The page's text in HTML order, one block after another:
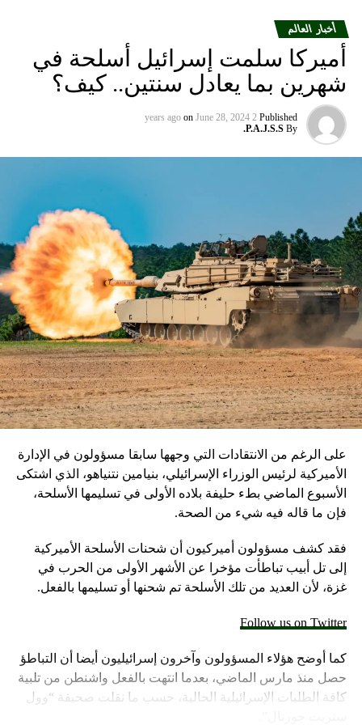
أخبار العالم
أميركا سلمت إسرائيل أسلحة في
شهرين بما يعادل سنتين.. كيف؟
Published
2 years ago
on June 28, 2024
By
P.A.J.S.S.
على الرغم من الانتقادات التي وجهها سابقا مسؤولون في الإدارة
الأميركية لرئيس الوزراء الإسرائيلي، بنيامين نتنياهو، الذي اشتكى
الأسبوع الماضي بطء حليفة بلاده الأولى في تسليمها الأسلحة،
فإن ما قاله فيه شيء من الصحة.
فقد كشف مسؤولون أميركيون أن شحنات الأسلحة الأميركية
إلى تل أبيب تباطأت مؤخرا عن الأشهر الأولى من الحرب في
غزة، لأن العديد من تلك الأسلحة تم شحنها أو تسليمها بالفعل.
Follow us on Twitter
كما أوضح هؤلاء المسؤولون وآخرون إسرائيليون أيضا أن التباطؤ
حصل منذ مارس الماضي، بعدما انتهت بالفعل واشنطن من تلبية
كافة الطلبات الإسرائيلية الحالية، حسب ما نقلت صحيفة “وول